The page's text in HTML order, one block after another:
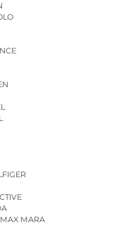
MARA